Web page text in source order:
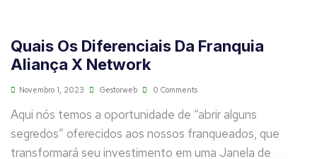
Quais Os Diferenciais Da Franquia
Aliança X Network
Novembro 1, 2023 Gestorweb 0 Comments
Aqui nós temos a oportunidade de “abrir alguns
segredos” oferecidos aos nossos franqueados, que
transformará seu investimento em uma Janela de